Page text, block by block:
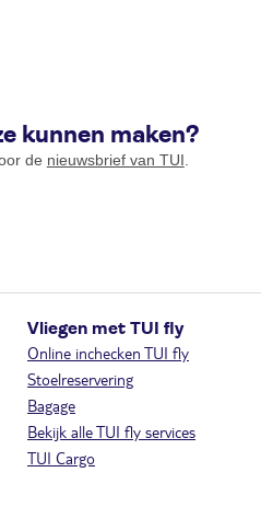
kunnen maken?
de nieuwsbrief van TUI
Vliegen met TUI fly
Online inchecken TUI fly
Stoelreservering
Bagage
Bekijk alle TUI fly services
TUI Cargo